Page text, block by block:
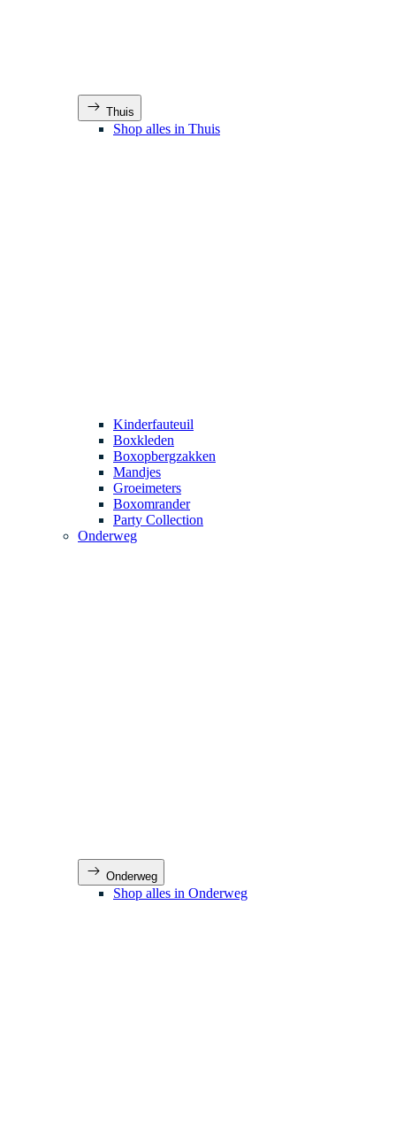
Thuis
Shop alles in Thuis
Kinderfauteuil
Boxkleden
Boxopbergzakken
Mandjes
Groeimeters
Boxomrander
Party Collection
Onderweg
Onderweg
Shop alles in Onderweg